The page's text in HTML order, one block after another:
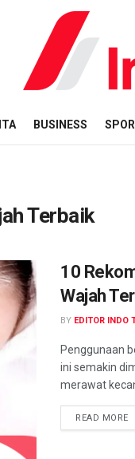
BUSINESS
Terbaik
10
Wajah
BY EDITOR INDO
Penggunaan
ini semakin
merawat
READ MORE